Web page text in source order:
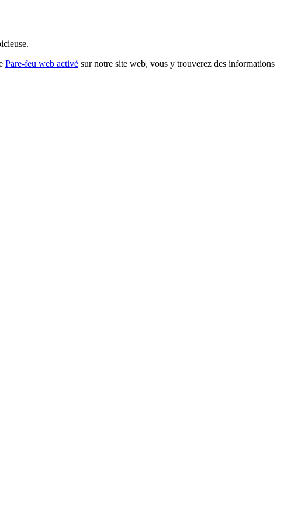
Pare-feu web activé sur notre site web, vous y trouverez des informations